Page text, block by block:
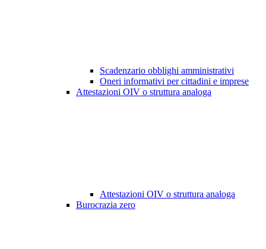
Scadenzario obblighi amministrativi
Oneri informativi per cittadini e imprese
Attestazioni OIV o struttura analoga
Attestazioni OIV o struttura analoga
Burocrazia zero